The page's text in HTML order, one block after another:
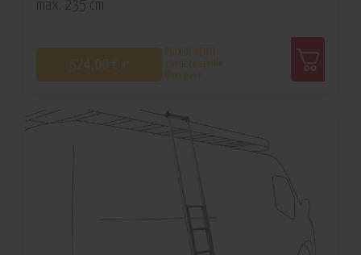
max. 235 cm
524,00 € HT
PRIX DE VENTE
client conseillé
Hors pose